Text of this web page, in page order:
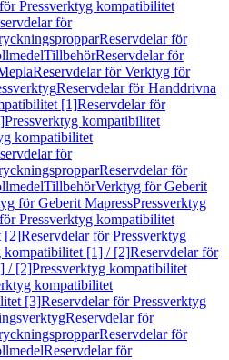
Pressverktyg kompatibilitet
för
Reservdelar för
TillbehörReservdelar för
Reservdelar för Verktyg för
Reservdelar för Handdrivna
[1]Reservdelar för
Pressverktyg kompatibilitet
kompatibilitet
för
Reservdelar för
TillbehörVerktyg för Geberit
för Geberit MapressPressverktyg
Pressverktyg kompatibilitet
[2]Reservdelar för Pressverktyg
kompatibilitet [1] / [2]Reservdelar för
/ [2]Pressverktyg kompatibilitet
kompatibilitet
[3]Reservdelar för Pressverktyg
Reservdelar för
Reservdelar för
Reservdelar för